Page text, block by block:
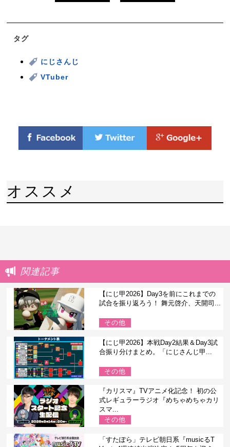
タグ
にじさんじ
VTuber
オススメ
関連記事
【にじ甲2026】Day3を前にこれまでの
試合を振り返ろう！ 舞元啓介、天開司...
その他
【にじ甲2026】本戦Day2結果＆Day3試
合振り分けまとめ。「にじさんじ甲...
その他
『カリスマ』TVアニメ化記念！ 初の公
式レギュラーラジオ『めちゃめちゃカリ
スマ...
その他
「すたぽら」テレビ朝日系『musicるT